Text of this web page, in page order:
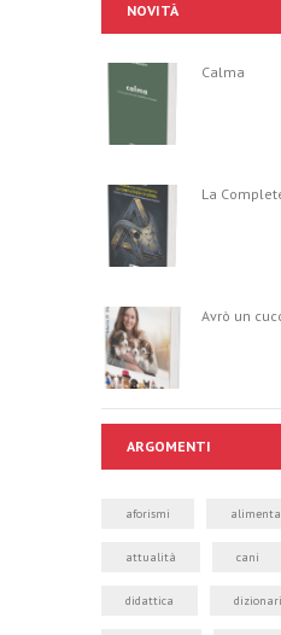
NOVITÀ
Calma
La
Avrò un
ARGOMENTI
aforismi
attualità cani
didattica dizionari